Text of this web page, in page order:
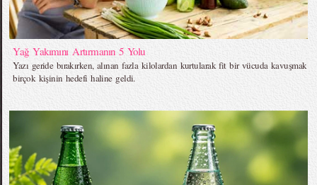
Yağ Yakımını Artırmanın 5 Yolu
Yazı geride bırakırken, alınan fazla kilolardan kurtularak fit bir vücuda kavuşmak
birçok kişinin hedefi haline geldi.